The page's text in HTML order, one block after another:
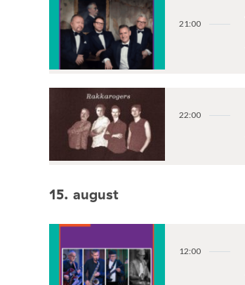
21:00
22:00
15. august
12:00